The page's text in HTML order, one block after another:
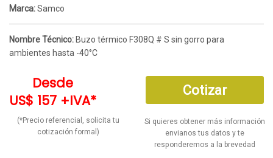
Marca:Samco
Nombre Técnico: Buzo térmico F308Q # S sin gorro para
ambientes hasta -40°C
Desde
US$ 157 +IVA*
(*Precio referencial, solicita tu
cotización formal)
Cotizar
Si quieres obtener más información
envianos tus datos y te
responderemos a la brevedad